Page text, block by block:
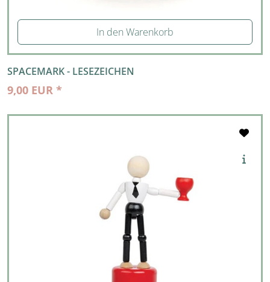
In den Warenkorb
SPACEMARK - LESEZEICHEN
9,00 EUR *